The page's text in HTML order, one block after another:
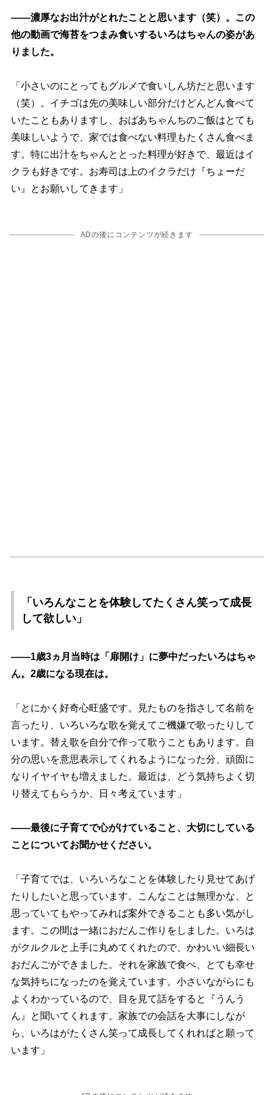
――濃厚なお出汁がとれたことと思います（笑）。この
他の動画で海苔をつまみ食いするいろはちゃんの姿があ
りました。
「小さいのにとってもグルメで食いしん坊だと思います
（笑）。イチゴは先の美味しい部分だけどんどん食べて
いたこともありますし、おばあちゃんちのご飯はとても
美味しいようで、家では食べない料理もたくさん食べま
す。特に出汁をちゃんととった料理が好きで、最近はイ
クラも好きです。お寿司は上のイクラだけ『ちょーだ
い』とお願いしてきます」
ADの後にコンテンツが続きます
「いろんなことを体験してたくさん笑って成長
して欲しい」
――1歳3ヵ月当時は「扉開け」に夢中だったいろはちゃ
ん。2歳になる現在は。
「とにかく好奇心旺盛です。見たものを指さして名前を
言ったり、いろいろな歌を覚えてご機嫌で歌ったりして
います。替え歌を自分で作って歌うこともあります。自
分の思いを意思表示してくれるようになった分、頑固に
なりイヤイヤも増えました。最近は、どう気持ちよく切
り替えてもらうか、日々考えています」
――最後に子育てで心がけていること、大切にしている
ことについてお聞かせください。
「子育てでは、いろいろなことを体験したり見せてあげ
たりしたいと思っています。こんなことは無理かな、と
思っていてもやってみれば案外できることも多い気がし
ます。この間は一緒におだんご作りをしました。いろは
がクルクルと上手に丸めてくれたので、かわいい細長い
おだんごができました。それを家族で食べ、とても幸せ
な気持ちになったのを覚えています。小さいながらにも
よくわかっているので、目を見て話をすると『うんう
ん』と聞いてくれます。家族での会話を大事にしなが
ら、いろはがたくさん笑って成長してくれればと願って
います」